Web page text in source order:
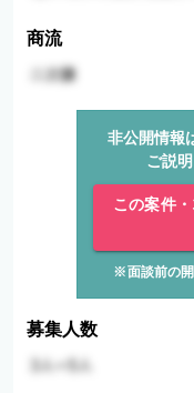
商流
非公開情報
ご説
この案件
※面談前の開
募集人数